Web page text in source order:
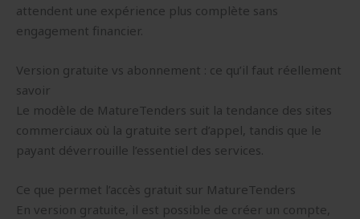
attendent une expérience plus complète sans
engagement financier.
Version gratuite vs abonnement : ce qu’il faut réellement
savoir
Le modèle de MatureTenders suit la tendance des sites
commerciaux où la gratuite sert d’appel, tandis que le
payant déverrouille l’essentiel des services.
Ce que permet l’accès gratuit sur MatureTenders
En version gratuite, il est possible de créer un compte,